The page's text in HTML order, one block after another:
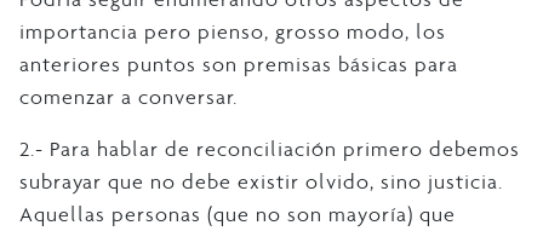
importancia pero pienso, grosso modo, los
anteriores puntos son premisas básicas para
comenzar a conversar.
2.- Para hablar de reconciliación primero debemos
subrayar que no debe existir olvido, sino justicia.
Aquellas personas (que no son mayoría) que